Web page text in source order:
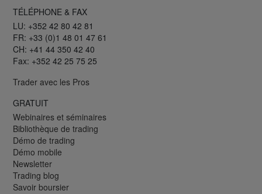
TÉLÉPHONE & FAX
LU: +352 42 80 42 81
FR: +33 (0)1 48 01 47 61
CH: +41 44 350 42 40
Fax: +352 42 25 75 25
Trader avec les Pros
GRATUIT
Webinaires et séminaires
Bibliothèque de trading
Démo de trading
Démo mobile
Newsletter
Trading blog
Savoir boursier